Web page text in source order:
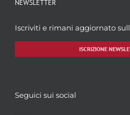
NEWSLETTER
Iscriviti e rimani aggiornato
ISCRIZIONE
Seguici sui social